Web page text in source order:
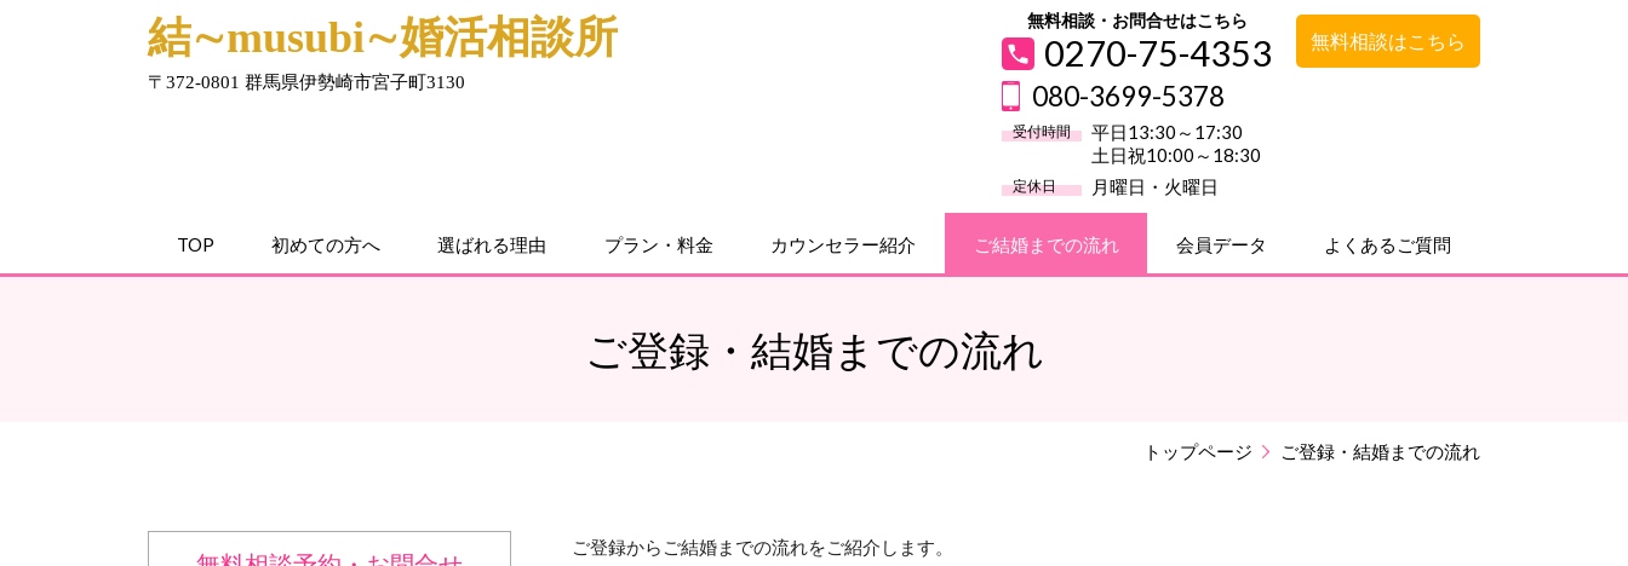
結∼musubi∼婚活相談所
〒372-0801 群馬県伊勢崎市宮子町3130
無料相談・お問合せはこちら
0270-75-4353
080-3699-5378
受付時間
平日13:30～17:30
土日祝10:00～18:30
定休日 月曜日・火曜日
無料相談はこちら
TOP 初めての方へ 選ばれる理由 プラン・料金 カウンセラー紹介 ご結婚までの流れ 会員データ よくあるご質問
ご登録・結婚までの流れ
トップページ ご登録・結婚までの流れ
ご登録からご結婚までの流れをご紹介します。